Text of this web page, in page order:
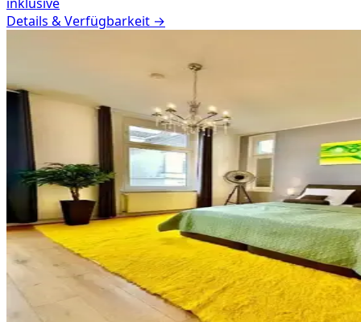
Details & Verfügbarkeit →